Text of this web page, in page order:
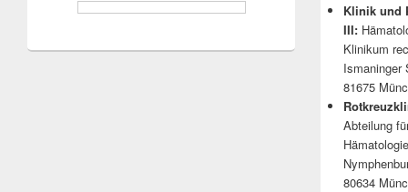
Klinik
III:
Klinikum
Ismaninger
81675
Abteilung
80634